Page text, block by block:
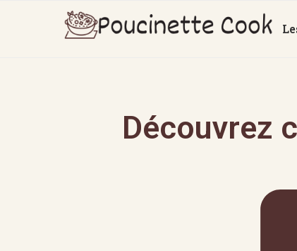
Découvrez